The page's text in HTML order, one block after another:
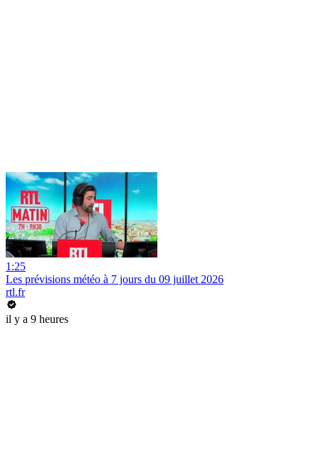
1:25
Les prévisions météo à 7 jours du 09 juillet 2026
rtl.fr
il y a 9 heures